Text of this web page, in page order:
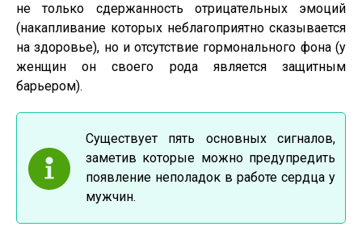
не только сдержанность отрицательных эмоций
(накапливание которых неблагоприятно сказывается
на здоровье), но и отсутствие гормонального фона (у
женщин он своего рода является защитным
барьером).
Существует пять основных сигналов,
заметив которые можно предупредить
появление неполадок в работе сердца у
мужчин.